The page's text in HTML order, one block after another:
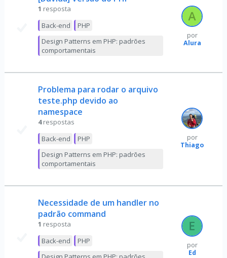
1 resposta
Back-end
PHP
Design Patterns em PHP: padrões
comportamentais
por
Alura
Problema para rodar o arquivo
teste.php devido ao
namespace
4 respostas
Back-end
PHP
Design Patterns em PHP: padrões
comportamentais
por
Thiago
Necessidade de um handler no
padrão command
1 resposta
Back-end
PHP
por
Ed